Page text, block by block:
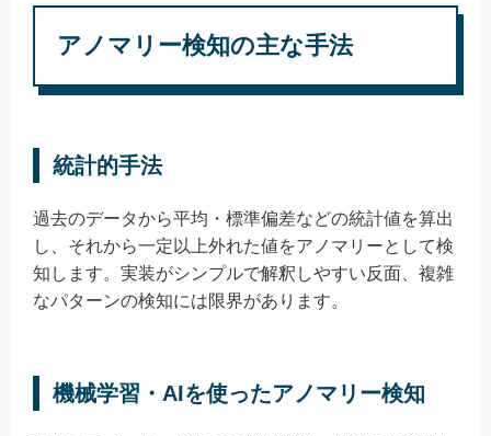
アノマリー検知の主な手法
統計的手法
過去のデータから平均・標準偏差などの統計値を算出
し、それから一定以上外れた値をアノマリーとして検
知します。実装がシンプルで解釈しやすい反面、複雑
なパターンの検知には限界があります。
機械学習・AIを使ったアノマリー検知